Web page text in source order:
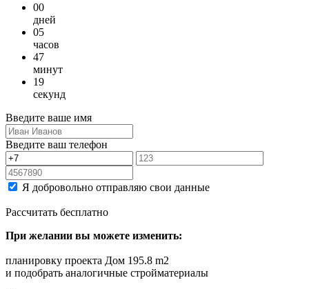
00
дней
05
часов
47
минут
19
секунд
Введите ваше имя
Введите ваш телефон
Я добровольно отправляю свои данные
Рассчитать бесплатно
При желании вы можете изменить:
планировку проекта Дом 195.8 m2
и подобрать аналогичные стройматериалы